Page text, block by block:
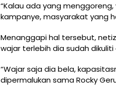
“Kalau ada yang
kampanye, masyarakat yang
Menanggapi hal tersebut,
wajar terlebih dia sudah dikuliti
“Wajar saja dia bela,
dipermalukan sama Rocky